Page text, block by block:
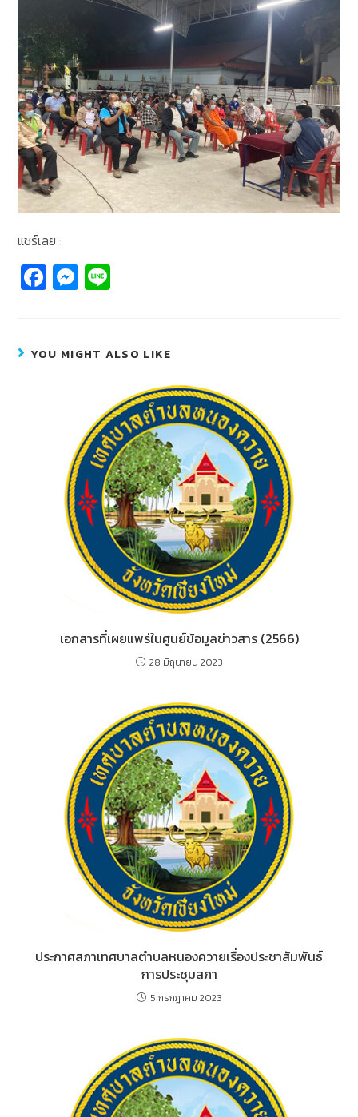
แชร์เลย :
Fa
c
b
M
e
e
er
YOU MIGHT ALSO LIKE
เอกสารที่เผยแพร่ในศูนย์ข้อมูลข่าวสาร (2566)
28 มิถุนายน 2023
ประกาศสภาเทศบาลตำบลหนองควายเรื่องประชาสัมพันธ์
การประชุมสภา
5 กรกฎาคม 2023